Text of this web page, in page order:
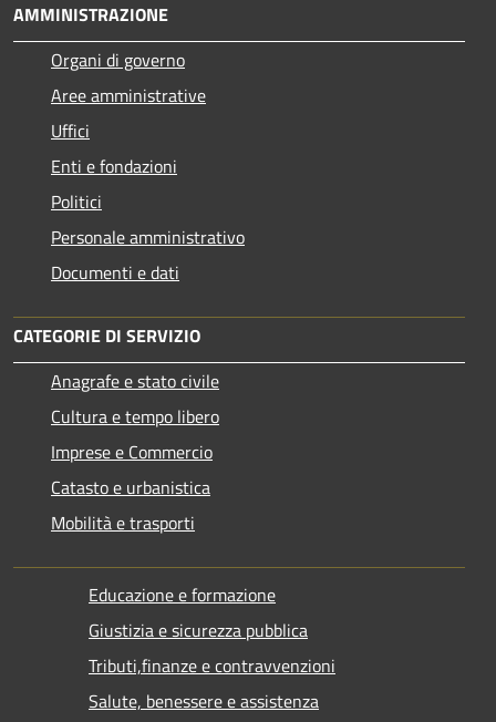
AMMINISTRAZIONE
Organi di governo
Aree amministrative
Uffici
Enti e fondazioni
Politici
Personale amministrativo
Documenti e dati
CATEGORIE DI SERVIZIO
Anagrafe e stato civile
Cultura e tempo libero
Imprese e Commercio
Catasto e urbanistica
Mobilità e trasporti
Educazione e formazione
Giustizia e sicurezza pubblica
Tributi,finanze e contravvenzioni
Salute, benessere e assistenza